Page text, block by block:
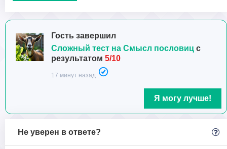
Гость завершил
Сложный тест на Смысл пословиц с
результатом 5/10
17 минут назад
Я могу лучше!
Не уверен в ответе?